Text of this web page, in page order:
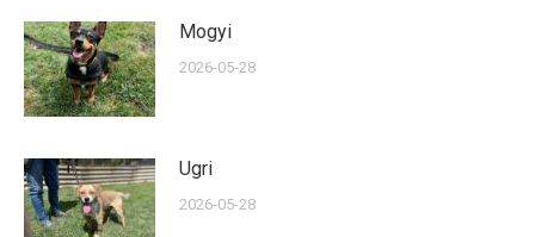
Mogyi
2026-05-28
Ugri
2026-05-28